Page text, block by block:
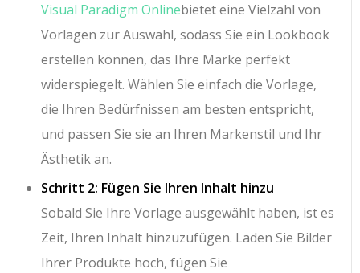
Visual Paradigm Onlinebietet eine Vielzahl von
Vorlagen zur Auswahl, sodass Sie ein Lookbook
erstellen können, das Ihre Marke perfekt
widerspiegelt. Wählen Sie einfach die Vorlage,
die Ihren Bedürfnissen am besten entspricht,
und passen Sie sie an Ihren Markenstil und Ihr
Ästhetik an.
Schritt 2: Fügen Sie Ihren Inhalt hinzu
Sobald Sie Ihre Vorlage ausgewählt haben, ist es
Zeit, Ihren Inhalt hinzuzufügen. Laden Sie Bilder
Ihrer Produkte hoch, fügen Sie